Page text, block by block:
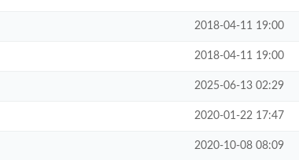
2018-04-11 19:00
2018-04-11 19:00
2025-06-13 02:29
2020-01-22 17:47
2020-10-08 08:09